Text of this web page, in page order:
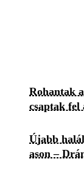
Rohantak
csaptak fel
Újabb
ason –